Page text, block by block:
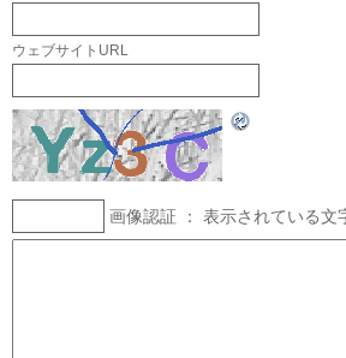
ウェブサイトURL
画像認証 ： 表示されている